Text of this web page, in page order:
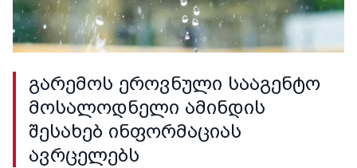
გარემოს ეროვნული სააგენტო
მოსალოდნელი ამინდის
შესახებ ინფორმაციას
ავრცელებს